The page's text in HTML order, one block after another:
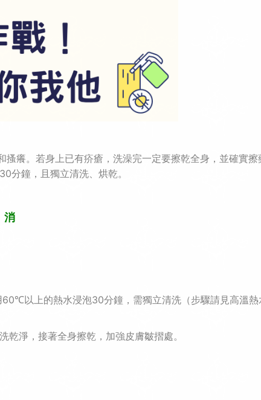
癢。若身上已有疥瘡，洗澡完一定要擦乾全身，並確實擦
30分鐘，且獨立清洗、烘乾。
消
60℃以上的熱水浸泡30分鐘，需獨立清洗（步驟請見高溫熱
淨，接著全身擦乾，加強皮膚皺摺處。